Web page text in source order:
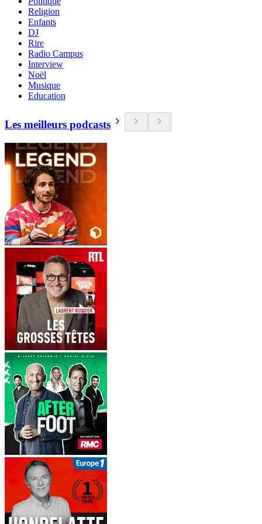
Religion
Enfants
DJ
Rire
Radio Campus
Interview
Noël
Musique
Education
Les meilleurs podcasts